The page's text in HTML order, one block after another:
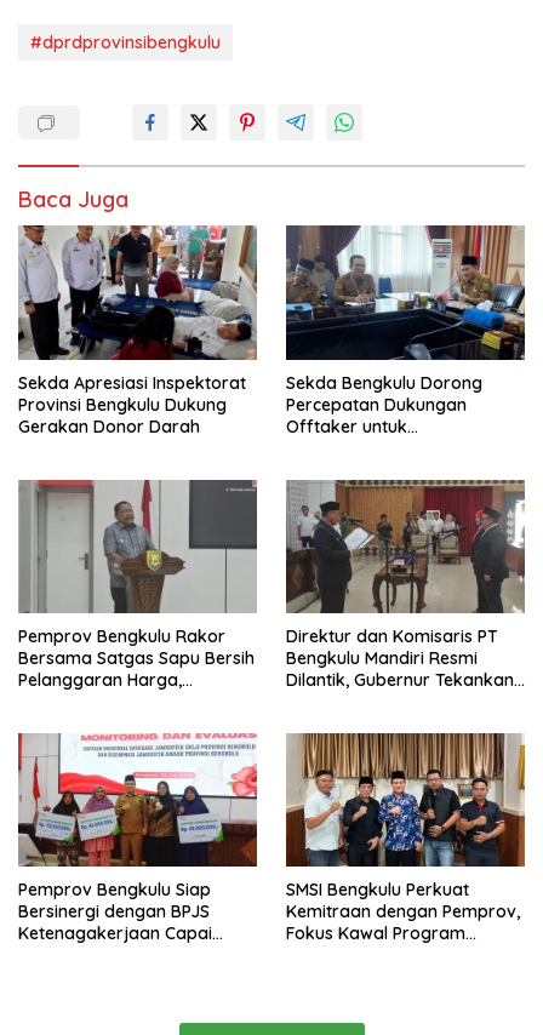
#dprdprovinsibengkulu
Baca Juga
Sekda Apresiasi Inspektorat
Provinsi Bengkulu Dukung
Gerakan Donor Darah
Sekda Bengkulu Dorong
Percepatan Dukungan
Offtaker untuk
Pemprov Bengkulu Rakor
Bersama Satgas Sapu Bersih
Pelanggaran Harga,
Masih Jadi Sorotan
Direktur dan Komisaris PT
Bengkulu Mandiri Resmi
Dilantik, Gubernur Tekankan
Pemprov Bengkulu Siap
Bersinergi dengan BPJS
Ketenagakerjaan Capai
SMSI Bengkulu Perkuat
Kemitraan dengan Pemprov,
Fokus Kawal Program